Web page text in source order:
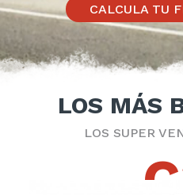
CALCULA TU
LOS MÁS
LOS SUPER